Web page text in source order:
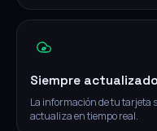
Siempre actualizado
La información de tu tarjeta
actualiza en tiempo real.